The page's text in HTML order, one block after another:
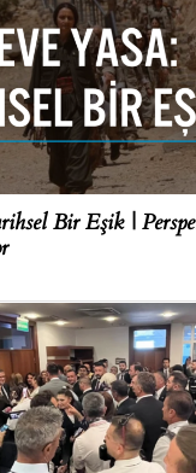
Bir Eşik |